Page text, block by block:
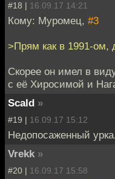
#18 | 16.09.17 14:21
Кому: Муромец, #3
>Прям как в 1991-ом,
Скорее он имел в
с её Хиросимой и
Scald »
#19 | 16.09.17 15:12
Недопосаженный
Vrekk »
#20 | 16.09.17 15:58